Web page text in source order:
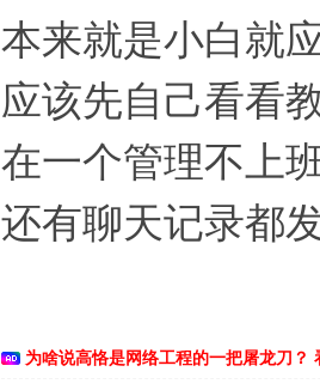
本来就是小白就
应该先自己看看
在一个管理不上
还有聊天记录都
为啥说高恪是网络工程的一把屠龙刀？